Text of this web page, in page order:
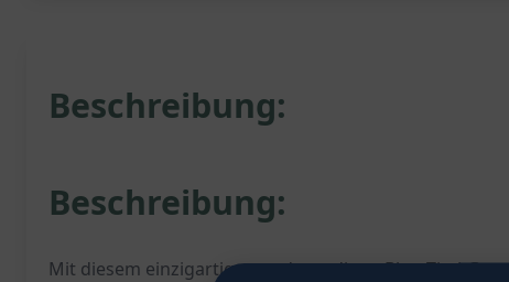
Beschreibung:
Beschreibung:
Mit diesem einzigartigen und trendigen Blog-Titel-